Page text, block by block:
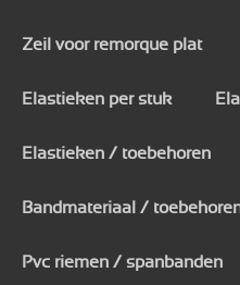
Zeil voor remorque plat
Elastieken per stuk
Elastieken / toebehoren
Bandmateriaal /
Pvc riemen / spanbanden